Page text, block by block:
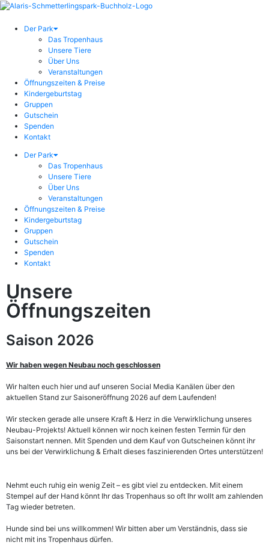
Der Park
Das Tropenhaus
Unsere Tiere
Über Uns
Veranstaltungen
Öffnungszeiten & Preise
Kindergeburtstag
Gruppen
Gutschein
Spenden
Kontakt
Der Park
Das Tropenhaus
Unsere Tiere
Über Uns
Veranstaltungen
Öffnungszeiten & Preise
Kindergeburtstag
Gruppen
Gutschein
Spenden
Kontakt
Unsere
Öffnungszeiten
Saison 2026
Wir haben wegen Neubau noch geschlossen
Wir halten euch hier und auf unseren Social Media Kanälen über den
aktuellen Stand zur Saisoneröffnung 2026 auf dem Laufenden!
Wir stecken gerade alle unsere Kraft & Herz in die Verwirklichung unseres
Neubau-Projekts! Aktuell können wir noch keinen festen Termin für den
Saisonstart nennen. Mit Spenden und dem Kauf von Gutscheinen könnt ihr
uns bei der Verwirklichung & Erhalt dieses faszinierenden Ortes unterstützen!
Nehmt euch ruhig ein wenig Zeit – es gibt viel zu entdecken. Mit einem
Stempel auf der Hand könnt Ihr das Tropenhaus so oft Ihr wollt am zahlenden
Tag wieder betreten.
Hunde sind bei uns willkommen! Wir bitten aber um Verständnis, dass sie
nicht mit ins Tropenhaus dürfen.